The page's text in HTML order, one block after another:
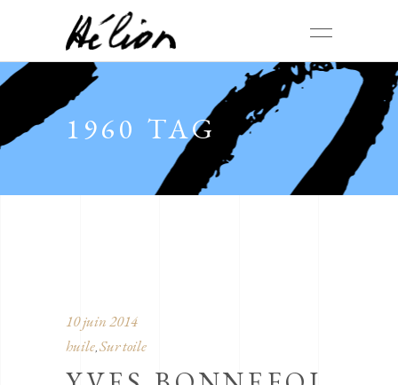
1960 TAG
10 juin 2014
huile, Sur toile